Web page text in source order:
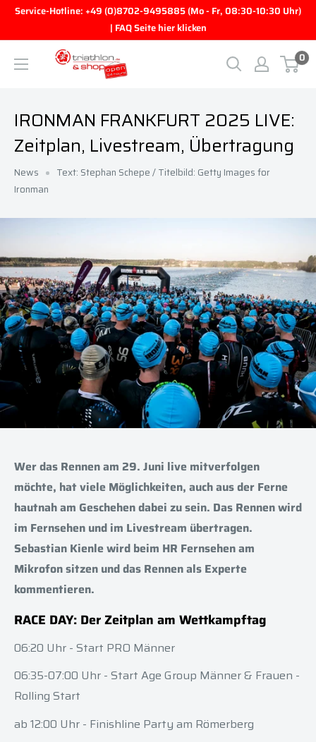
Direkt zum Inhalt
Service-Hotline: +49 (0)8702-9495885 (Mo - Fr, 08:30-10:30 Uhr)
| FAQ Seite hier klicken
triathlon.de GmbH 0
IRONMAN FRANKFURT 2025 LIVE:
Zeitplan, Livestream, Übertragung
News
Text: Stephan Schepe / Titelbild: Getty Images for
Ironman
Wer das Rennen am 29. Juni live mitverfolgen
möchte, hat viele Möglichkeiten, auch aus der Ferne
hautnah am Geschehen dabei zu sein. Das Rennen wird
im Fernsehen und im Livestream übertragen.
Sebastian Kienle wird beim HR Fernsehen am
Mikrofon sitzen und das Rennen als Experte
kommentieren.
RACE DAY: Der Zeitplan am Wettkampftag
06:20 Uhr - Start PRO Männer
06:35-07:00 Uhr - Start Age Group Männer & Frauen -
Rolling Start
ab 12:00 Uhr - Finishline Party am Römerberg